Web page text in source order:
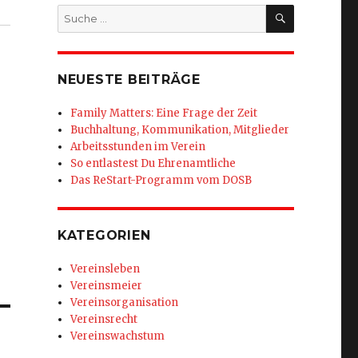
Suche
nach:
SUCHEN
NEUESTE BEITRÄGE
Family Matters: Eine Frage der Zeit
Buchhaltung, Kommunikation, Mitglieder
Arbeitsstunden im Verein
So entlastest Du Ehrenamtliche
Das ReStart-Programm vom DOSB
KATEGORIEN
Vereinsleben
Vereinsmeier
Vereinsorganisation
Vereinsrecht
Vereinswachstum